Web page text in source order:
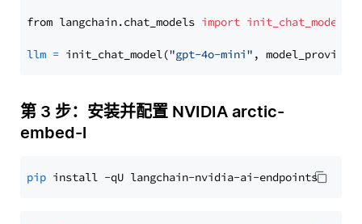
from langchain.chat_models import init_chat_model
llm = init_chat_model("gpt-4o-mini" , model_provider=
第 3 步：安装并配置 NVIDIA arctic-
embed-l
pip